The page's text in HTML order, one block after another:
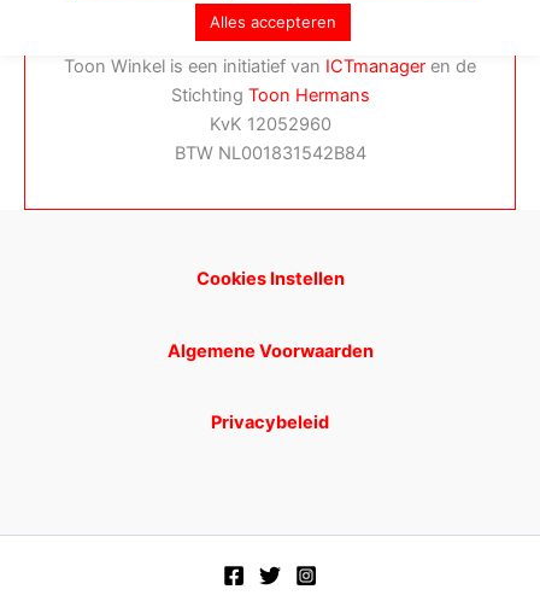
Afhalen alleen op afspraak
Toon Winkel is een initiatief van ICTmanager en de
Stichting Toon Hermans
KvK 12052960
BTW NL001831542B84
Cookies Instellen
Algemene Voorwaarden
Privacybeleid
Alles accepteren